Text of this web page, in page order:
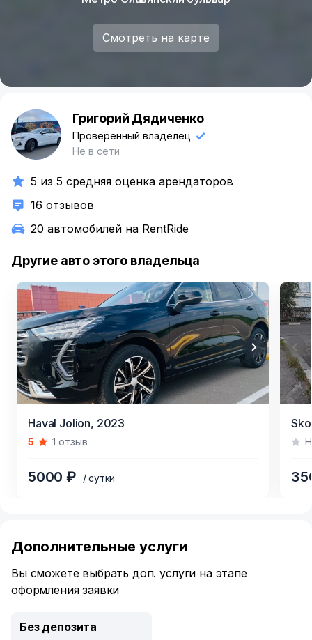
Смотреть на карте
Г Григорий Дядиченко
Проверенный владелец
Не в сети
5 из 5 средняя оценка арендаторов
16 отзывов
20 автомобилей на RentRide
Другие авто этого владельца
Haval Jolion, 2023
5 1 отзыв
5000 ₽ / сутки
of
6
Дополнительные услуги
Вы сможете выбрать доп. услуги на этапе
оформления заявки
Без депозита